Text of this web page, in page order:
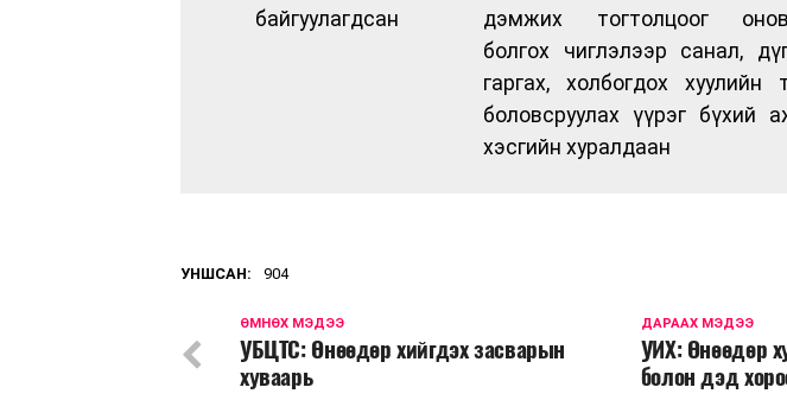
байгуулагдсан
дэмжих тогтолцоог
болгох чиглэлээр санал,
гаргах, холбогдох хуулийн
боловсруулах үүрэг бүхий
хэсгийн хуралдаан
УНШСАН: 904
ДАРААХ МЭДЭЭ
УИХ: Өнөөдөр
болон дэд
ӨМНӨХ МЭДЭЭ
УБЦТС: Өнөөдөр хийгдэх засварын
хуваарь